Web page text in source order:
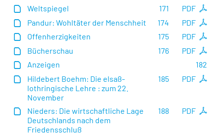
PDF
171
Weltspiegel
PDF
174
Pandur: Wohltäter der Menschheit
PDF
175
Offenherzigkeiten
PDF
176
Bücherschau
182
Anzeigen
PDF
185
Hildebert Boehm: Die elsaß-
lothringische Lehre : zum 22.
November
PDF
188
Nieders: Die wirtschaftliche Lage
Deutschlands nach dem
Friedensschluß